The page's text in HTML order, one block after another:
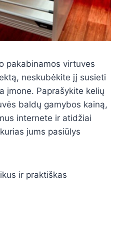
pakabinamos virtuves
neskubėkite jį susieti
įmone. Paprašykite kelių
baldų gamybos kainą,
internete ir atidžiai
jums pasiūlys
ir praktiškas